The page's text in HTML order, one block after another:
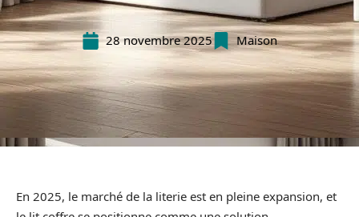
28 novembre 2025 Maison
En 2025, le marché de la literie est en pleine expansion, et